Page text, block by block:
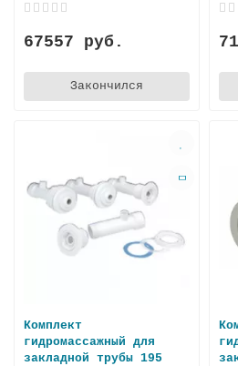
67557 руб.
Закончился
Комплект
гидромассажный для
закладной трубы 195